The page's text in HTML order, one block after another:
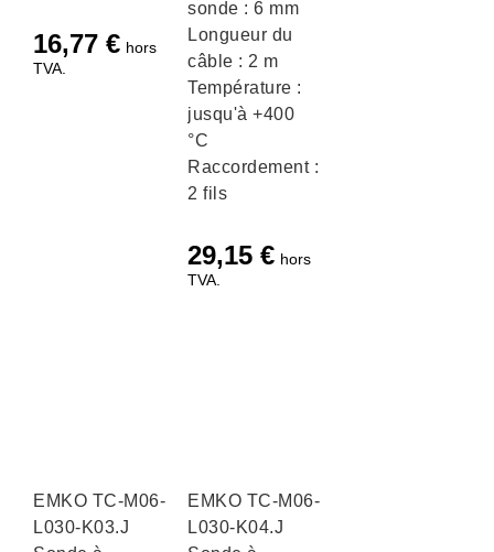
16,77 € hors
TVA.
sonde : 6 mm
Longueur du
câble : 2 m
Température :
jusqu'à +400
°C
Raccordement :
2 fils
29,15 € hors
TVA.
EMKO TC-M06-
L030-K03.J
EMKO TC-M06-
L030-K04.J